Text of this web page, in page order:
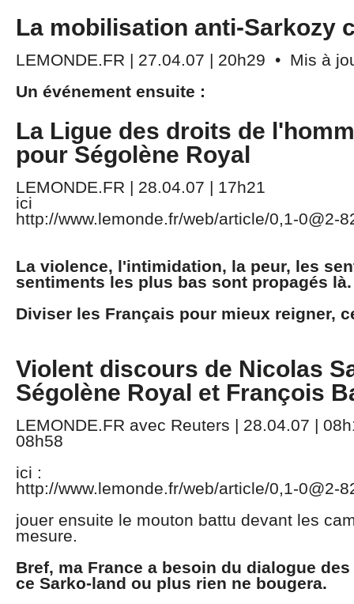
La mobilisation anti-Sarkozy
LEMONDE.FR | 27.04.07 | 20h29 • Mis à
Un événement ensuite :
La Ligue des droits de
pour Ségolène Royal
LEMONDE.FR | 28.04.07 | 17h21
ici
http://www.lemonde.fr/web/article/0,1-0@2-
La violence, l'intimidation, la peur, les
sentiments les plus bas sont propagés là.
Diviser les Français pour mieux reigner,
Violent discours de Nicolas
Ségolène Royal et François
LEMONDE.FR avec Reuters | 28.04.07 |
08h58
ici :
http://www.lemonde.fr/web/article/0,1-0@2-
jouer ensuite le mouton battu devant les
mesure.
Bref, ma France a besoin du dialogue
ce Sarko-land ou plus rien ne bougera.